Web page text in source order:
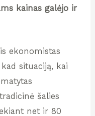
kainas galėjo ir
ekonomistas
situaciją, kai
šalies
net ir 80